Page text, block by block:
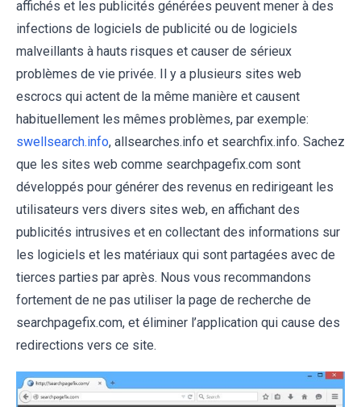
affichés et les publicités générées peuvent mener à des
infections de logiciels de publicité ou de logiciels
malveillants à hauts risques et causer de sérieux
problèmes de vie privée. Il y a plusieurs sites web
escrocs qui actent de la même manière et causent
habituellement les mêmes problèmes, par exemple:
swellsearch.info, allsearches.info et searchfix.info. Sachez
que les sites web comme searchpagefix.com sont
développés pour générer des revenus en redirigeant les
utilisateurs vers divers sites web, en affichant des
publicités intrusives et en collectant des informations sur
les logiciels et les matériaux qui sont partagées avec de
tierces parties par après. Nous vous recommandons
fortement de ne pas utiliser la page de recherche de
searchpagefix.com, et éliminer l’application qui cause des
redirections vers ce site.